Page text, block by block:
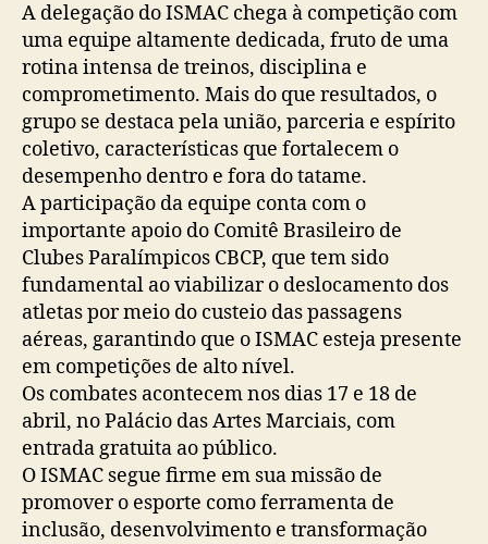
A delegação do ISMAC chega à competição com
uma equipe altamente dedicada, fruto de uma
rotina intensa de treinos, disciplina e
comprometimento. Mais do que resultados, o
grupo se destaca pela união, parceria e espírito
coletivo, características que fortalecem o
desempenho dentro e fora do tatame.
A participação da equipe conta com o
importante apoio do Comitê Brasileiro de
Clubes Paralímpicos CBCP, que tem sido
fundamental ao viabilizar o deslocamento dos
atletas por meio do custeio das passagens
aéreas, garantindo que o ISMAC esteja presente
em competições de alto nível.
Os combates acontecem nos dias 17 e 18 de
abril, no Palácio das Artes Marciais, com
entrada gratuita ao público.
O ISMAC segue firme em sua missão de
promover o esporte como ferramenta de
inclusão, desenvolvimento e transformação